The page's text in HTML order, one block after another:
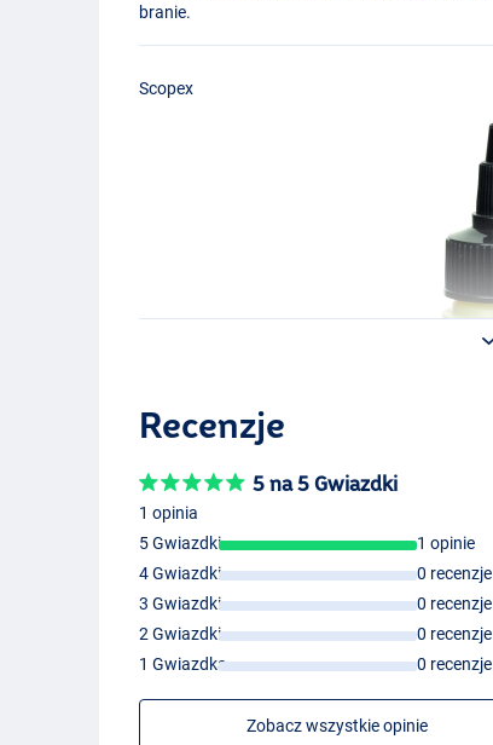
Krill
branie.
Scopex
Recenzje
5 na 5 Gwiazdki
1 opinia
5 Gwiazdki
1 opinie
4 Gwiazdki
0 recenzje
3 Gwiazdki
0 recenzje
2 Gwiazdki
0 recenzje
1 Gwiazdka
0 recenzje
Zobacz wszystkie opinie